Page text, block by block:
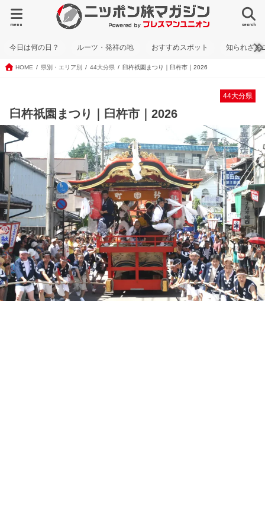
search
menu
今日は何の日？ ルーツ・発祥の地 おすすめスポット 知られざる
HOME 県別・エリア別 44大分県 臼杵祇園まつり｜臼杵市｜2026
44大分県
臼杵祇園まつり｜臼杵市｜2026